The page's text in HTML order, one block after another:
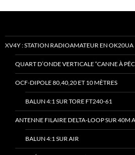
XV4Y : STATION RADIOAMATEUR EN OK20UA
QUART D’ONDE VERTICALE “CANNE À
OCF-DIPOLE 80,40,20 ET 10 MÈTRES
BALUN 4:1 SUR TORE FT240-61
ANTENNE FILAIRE DELTA-LOOP SUR 40M
BALUN 4:1 SUR AIR